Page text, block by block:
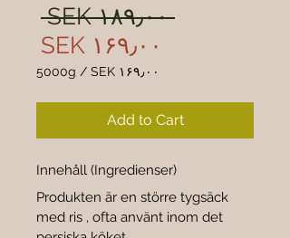
‎SEK ۱۸۹٫۰۰
‎SEK ۱۶۹٫۰۰
‎SEK ۱۶۹٫۰۰ /
5000g
Add to Cart
Innehåll (Ingredienser)
Produkten är en större tygsäck
med ris , ofta använt inom det